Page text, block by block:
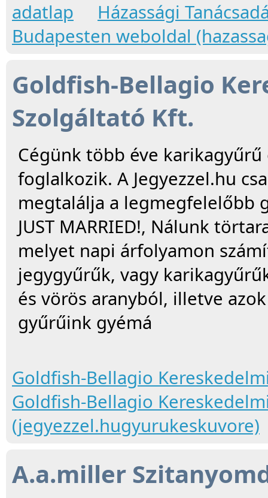
adatlap
Házassági
Budapesten weboldal
Goldfish-Bellagio
Szolgáltató Kft.
Cégünk több éve
foglalkozik. A Jegyezzel.hu
megtalálja a legmegfelelőbb
JUST MARRIED!, Nálunk
melyet napi árfolyamon
jegygyűrűk, vagy
és vörös aranyból, illetve
gyűrűink gyémá
Goldfish-Bellagio
Goldfish-Bellagio
(jegyezzel.hugyurukeskuvore)
A.a.miller